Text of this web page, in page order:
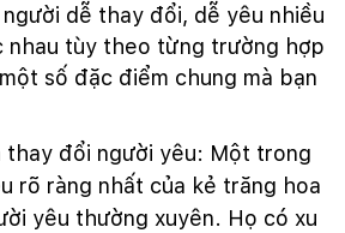
dễ thay đổi, dễ yêu nhiều
nhau tùy theo từng trường hợp
số đặc điểm chung mà bạn
thay đổi người yêu: Một trong
rõ ràng nhất của kẻ trăng hoa
yêu thường xuyên. Họ có xu